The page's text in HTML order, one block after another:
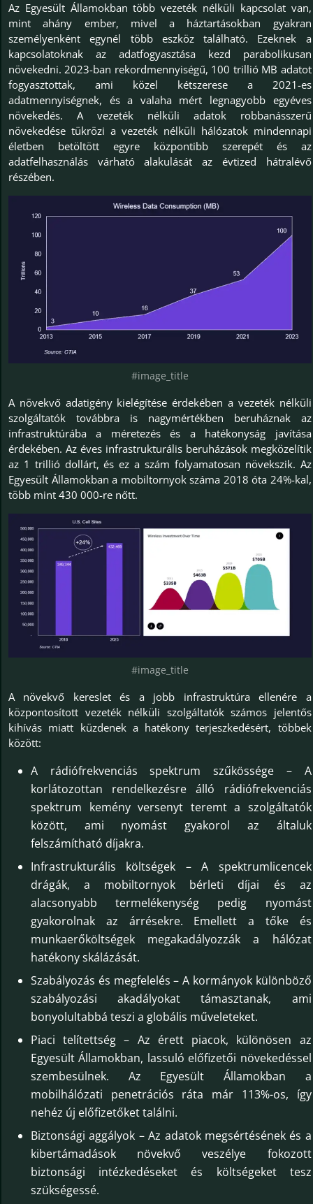
Az Egyesült Államokban több vezeték nélküli kapcsolat van,
mint ahány ember, mivel a háztartásokban gyakran
személyenként egynél több eszköz található. Ezeknek a
kapcsolatoknak az adatfogyasztása kezd parabolikusan
növekedni. 2023-ban rekordmennyiségű, 100 trillió MB adatot
fogyasztottak, ami közel kétszerese a 2021-es
adatmennyiségnek, és a valaha mért legnagyobb egyéves
növekedés. A vezeték nélküli adatok robbanásszerű
növekedése tükrözi a vezeték nélküli hálózatok mindennapi
életben betöltött egyre központibb szerepét és az
adatfelhasználás várható alakulását az évtized hátralévő
részében.
#image_title
A növekvő adatigény kielégítése érdekében a vezeték nélküli
szolgáltatók továbbra is nagymértékben beruháznak az
infrastruktúrába a méretezés és a hatékonyság javítása
érdekében. Az éves infrastrukturális beruházások megközelítik
az 1 trillió dollárt, és ez a szám folyamatosan növekszik. Az
Egyesült Államokban a mobiltornyok száma 2018 óta 24%-kal,
több mint 430 000-re nőtt.
#image_title
A növekvő kereslet és a jobb infrastruktúra ellenére a
központosított vezeték nélküli szolgáltatók számos jelentős
kihívás miatt küzdenek a hatékony terjeszkedésért, többek
között:
A rádiófrekvenciás spektrum szűkössége – A
korlátozottan rendelkezésre álló rádiófrekvenciás
spektrum kemény versenyt teremt a szolgáltatók
között, ami nyomást gyakorol az általuk
felszámítható díjakra.
Infrastrukturális költségek – A spektrumlicencek
drágák, a mobiltornyok bérleti díjai és az
alacsonyabb termelékenység pedig nyomást
gyakorolnak az árrésekre. Emellett a tőke és
munkaerőköltségek megakadályozzák a hálózat
hatékony skálázását.
Szabályozás és megfelelés – A kormányok különböző
szabályozási akadályokat támasztanak, ami
bonyolultabbá teszi a globális műveleteket.
Piaci telítettség – Az érett piacok, különösen az
Egyesült Államokban, lassuló előfizetői növekedéssel
szembesülnek. Az Egyesült Államokban a
mobilhálózati penetrációs ráta már 113%-os, így
nehéz új előfizetőket találni.
Biztonsági aggályok – Az adatok megsértésének és a
kibertámadások növekvő veszélye fokozott
biztonsági intézkedéseket és költségeket tesz
szükségessé.